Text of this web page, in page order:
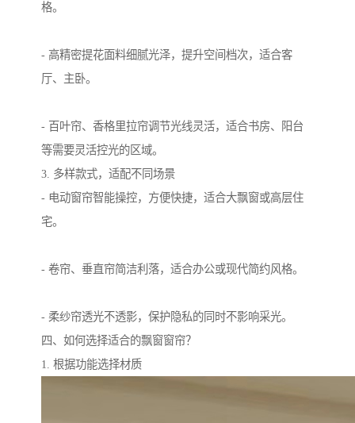
格。
- 高精密提花面料细腻光泽，提升空间档次，适合客
厅、主卧。
- 百叶帘、香格里拉帘调节光线灵活，适合书房、阳台
等需要灵活控光的区域。
3. 多样款式，适配不同场景
- 电动窗帘智能操控，方便快捷，适合大飘窗或高层住
宅。
- 卷帘、垂直帘简洁利落，适合办公或现代简约风格。
- 柔纱帘透光不透影，保护隐私的同时不影响采光。
四、如何选择适合的飘窗窗帘？
1. 根据功能选择材质